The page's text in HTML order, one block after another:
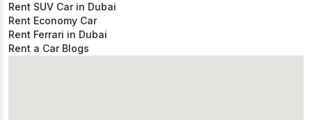
Rent SUV Car in Dubai
Rent Economy Car
Rent Ferrari in Dubai
Rent a Car Blogs